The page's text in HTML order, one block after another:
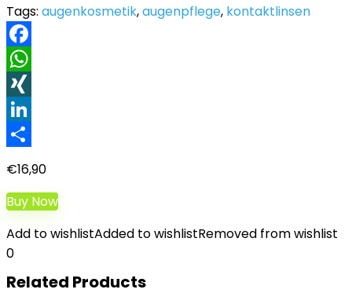
Tags: augenkosmetik,augenpflege, kontaktlinsen
Facebook
WhatsApp
XING
LinkedIn
€16,90
Buy Now
Add to wishlistAdded to wishlistRemoved from wishlist
0
Related Products